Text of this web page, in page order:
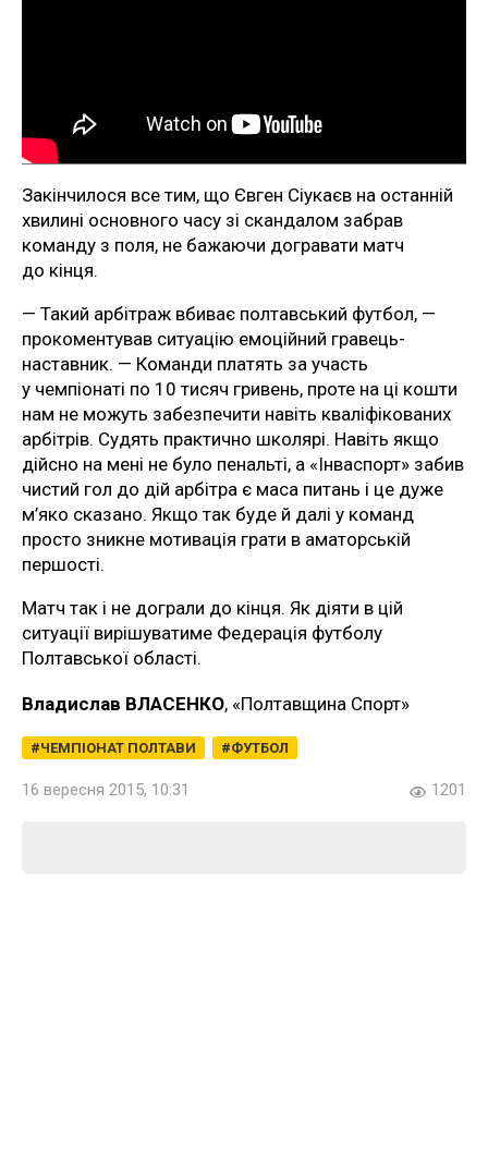
Закінчилося все тим, що Євген Сіукаєв на останній
хвилині основного часу зі скандалом забрав
команду з поля, не бажаючи догравати матч
до кінця.
— Такий арбітраж вбиває полтавський футбол, —
прокоментував ситуацію емоційний гравець-
наставник. — Команди платять за участь
у чемпіонаті по 10 тисяч гривень, проте на ці кошти
нам не можуть забезпечити навіть кваліфікованих
арбітрів. Судять практично школярі. Навіть якщо
дійсно на мені не було пенальті, а «Інваспорт» забив
чистий гол до дій арбітра є маса питань і це дуже
м’яко сказано. Якщо так буде й далі у команд
просто зникне мотивація грати в аматорській
першості.
Матч так і не дограли до кінця. Як діяти в цій
ситуації вирішуватиме Федерація футболу
Полтавської області.
Владислав ВЛАСЕНКО, «Полтавщина Спорт»
ЧЕМПІОНАТ ПОЛТАВИ ФУТБОЛ
16 вересня 2015, 10:31 1201